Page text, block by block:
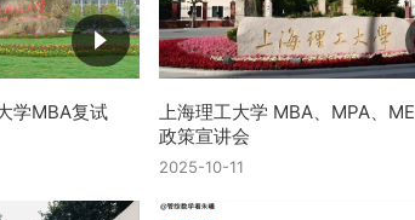
学MBA复试
上海理工大学 MBA、MPA、
政策宣讲会
2025-10-11